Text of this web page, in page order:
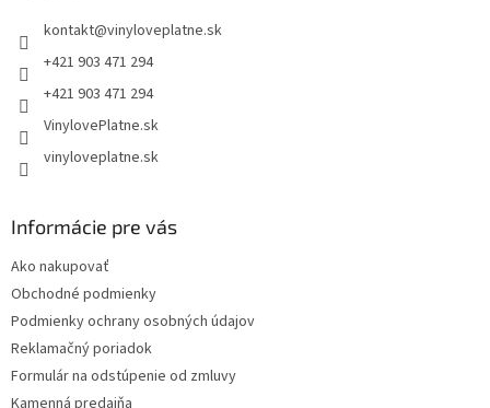
kontakt@vinyloveplatne.sk
+421 903 471 294
+421 903 471 294
VinylovePlatne.sk
vinyloveplatne.sk
Informácie pre vás
Ako nakupovať
Obchodné podmienky
Podmienky ochrany osobných údajov
Reklamačný poriadok
Formulár na odstúpenie od zmluvy